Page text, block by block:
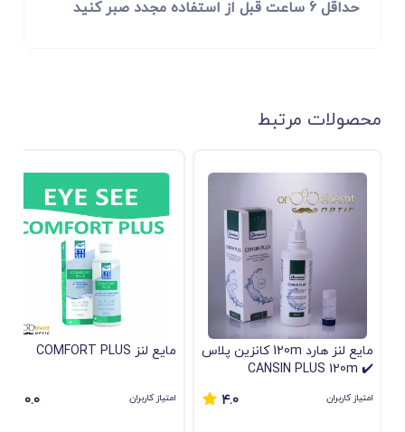
حداقل 6 ساعت قبل از استفاده مجدد صبر کنید
محصولات مرتبط
مایع لنز هارد 120m کانزین پلاس
✔️ CANSIN PLUS 120m
امتیاز کاربران 4.0
مایع لنز COMFORT PLUS
امتیاز کاربران 0.0